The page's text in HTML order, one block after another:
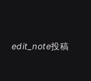
edit_note投稿